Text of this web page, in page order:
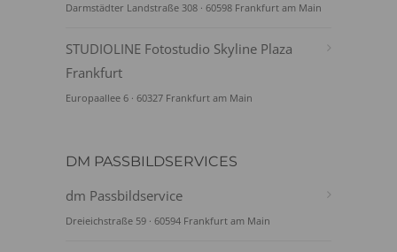
Darmstädter Landstraße 308 · 60598 Frankfurt am Main
STUDIOLINE Fotostudio Skyline Plaza
Frankfurt
Europaallee 6 · 60327 Frankfurt am Main
DM PASSBILDSERVICES
dm Passbildservice
Dreieichstraße 59 · 60594 Frankfurt am Main